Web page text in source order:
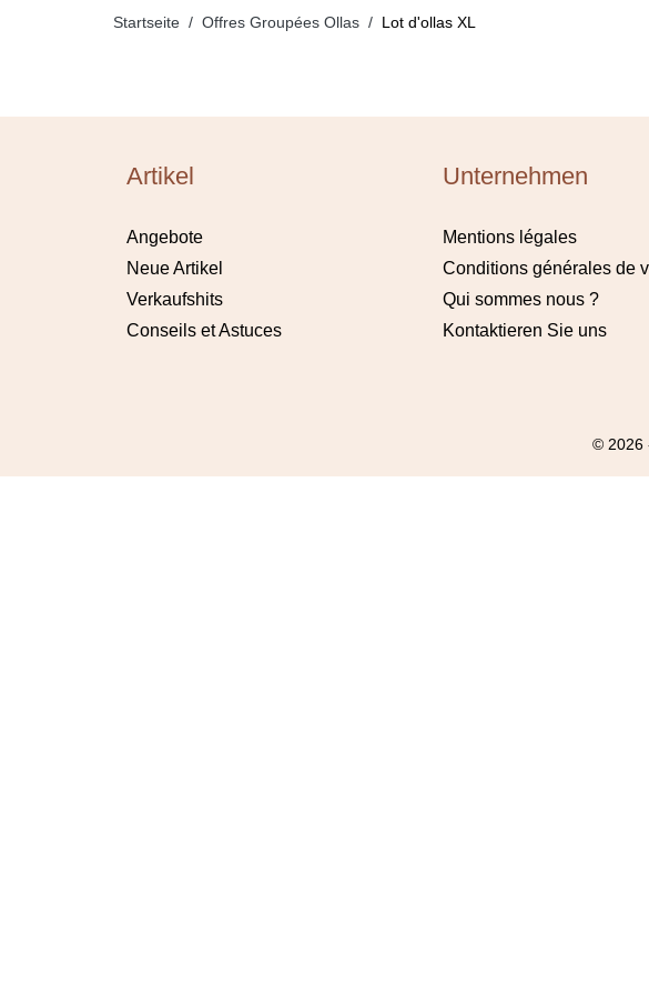
Startseite Offres Groupées Ollas Lot d'ollas XL
Artikel
Angebote
Neue Artikel
Verkaufshits
Conseils et Astuces
Unternehmen
Mentions légales
Conditions générales de
Qui sommes nous ?
Kontaktieren Sie uns
© 2026